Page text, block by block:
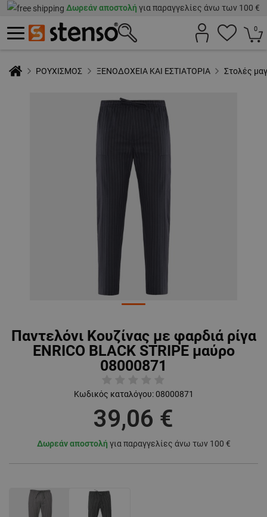
Δωρεάν αποστολή για παραγγελίες άνω των 100 €
0
ΡΟΥΧΙΣΜΟΣ ΞΕΝΟΔΟΧΕΙΑ ΚΑΙ ΕΣΤΙΑΤΟΡΙΑ Στολές
Παντελόνι Κουζίνας με φαρδιά ρίγα
ENRICO BLACK STRIPE μαύρο
08000871
Κωδικός καταλόγου: 08000871
39,06 €
Δωρεάν αποστολή για παραγγελίες άνω των 100 €